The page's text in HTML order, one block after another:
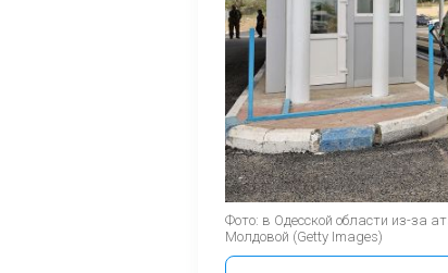
Фото: в Одесской области из-за
Молдовой (Getty Images)